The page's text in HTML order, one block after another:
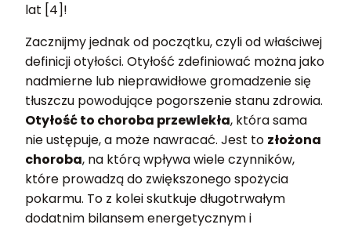
lat [4]!
Zacznijmy jednak od początku, czyli od właściwej
definicji otyłości. Otyłość zdefiniować można jako
nadmierne lub nieprawidłowe gromadzenie się
tłuszczu powodujące pogorszenie stanu zdrowia.
Otyłość to choroba przewlekła, która sama
nie ustępuje, a może nawracać. Jest to złożona
choroba, na którą wpływa wiele czynników,
które prowadzą do zwiększonego spożycia
pokarmu. To z kolei skutkuje długotrwałym
dodatnim bilansem energetycznym i